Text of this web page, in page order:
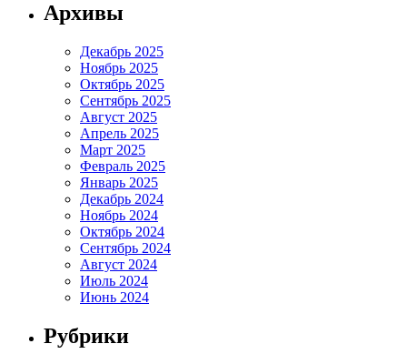
Архивы
Декабрь 2025
Ноябрь 2025
Октябрь 2025
Сентябрь 2025
Август 2025
Апрель 2025
Март 2025
Февраль 2025
Январь 2025
Декабрь 2024
Ноябрь 2024
Октябрь 2024
Сентябрь 2024
Август 2024
Июль 2024
Июнь 2024
Рубрики